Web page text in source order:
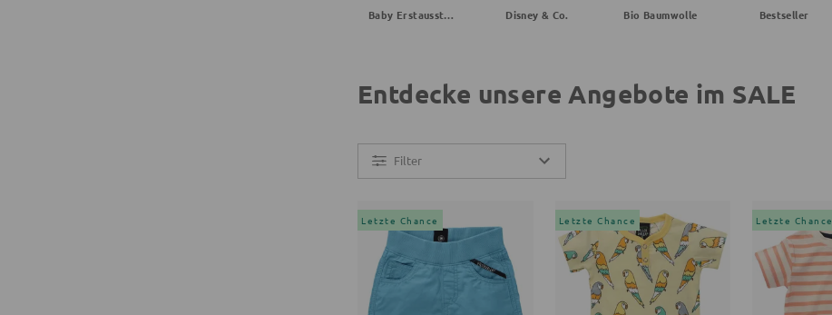
Baby Erstausstattung Disney & Co. Bio Baumwolle Bestseller
Entdecke unsere Angebote im SALE
Filter
Letzte Chance Letzte Chance Letzte Chance